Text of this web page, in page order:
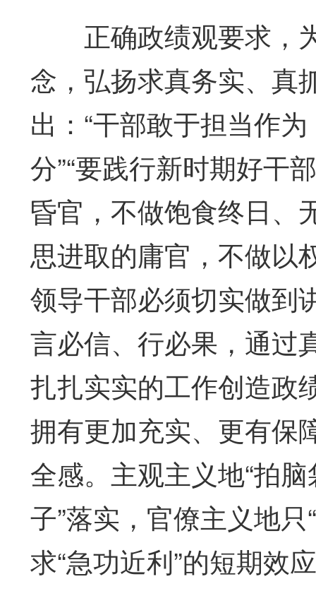
正确政绩观要求，
念，弘扬求真务实、真
出：“干部敢于担当作
分”“要践行新时期好干
昏官，不做饱食终日、
思进取的庸官，不做以
领导干部必须切实做到
言必信、行必果，通过
扎扎实实的工作创造政
拥有更加充实、更有保
全感。主观主义地“拍
子”落实，官僚主义地只
求“急功近利”的短期效